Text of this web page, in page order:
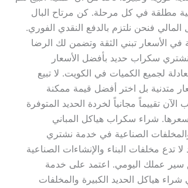
مطلقة في كل مرحلة. كن مرتاح البال
المالي فنحن نلتزم بالدفع النقدي الفوري.
في الأسعار تبني الثقة وتضمن لك الرضا
سكراب حديد بأفضل الأسعار
لجميع الكميات في الكويت. لا تبيع
متدنية بل اختر أفضل قيمة ممكنة
تقييماً مجانياً لخردة الحديد المتوفرة
سعرها. شراء سكراب هياكل المباني
الصناعية في خدمة نشتري
تدع مخلفات البناء والإنشاءات الصناعية
سير عملك اليومي. اعتمد على خدمة
هياكل الحديد الكبيرة والمخلفات